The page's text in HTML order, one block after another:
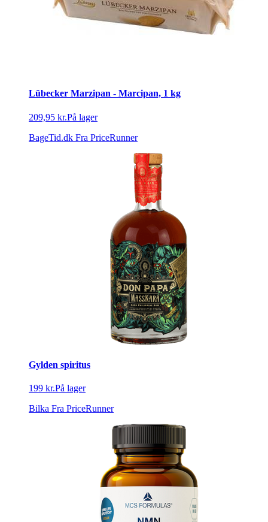
Lübecker Marzipan - Marcipan, 1 kg
209,95 kr.På lager
BageTid.dk Fra PriceRunner
Gylden spiritus
199 kr.På lager
Bilka Fra PriceRunner